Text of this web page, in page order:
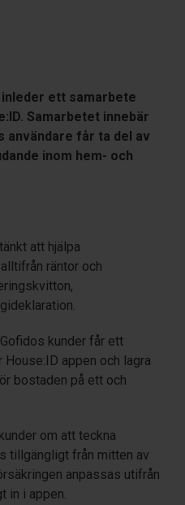
ett samarbete
Samarbetet innebär
användare får ta del av
inom hem- och
att hjälpa
räntor och
kunder får ett
appen och lagra
bostaden på ett och
om att teckna
tillgängligt från mitten av
anpassas utifrån
in i appen.